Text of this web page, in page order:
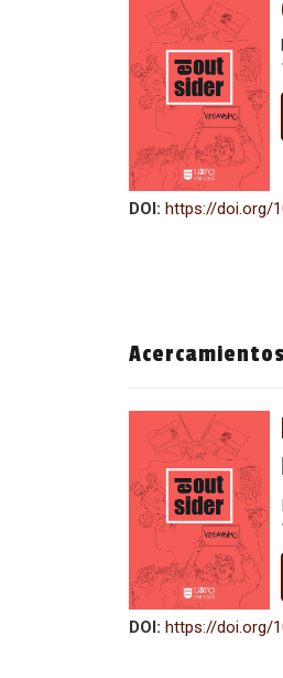
DOI: https://doi.org/
DOI: https://doi.org/